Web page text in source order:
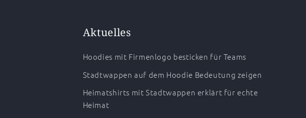
Aktuelles
Hoodies mit Firmenlogo besticken für Teams
Stadtwappen auf dem Hoodie Bedeutung zeigen
Heimatshirts mit Stadtwappen erklärt für echte
Heimat